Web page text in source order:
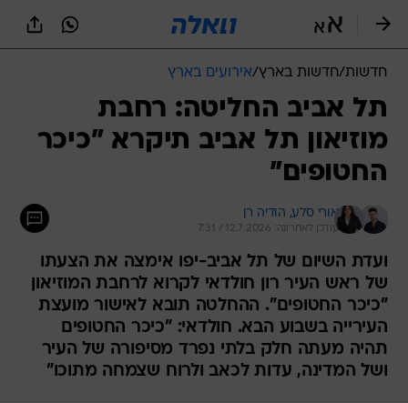
חדשות/חדשות בארץ/אירועים בארץ
תל אביב החליטה: רחבת
מוזיאון תל אביב תיקרא "כיכר
החטופים"
אורי סלע, הודיה רן
עודכן לאחרונה: 12.7.2026 / 7:31
ועדת השיום של תל אביב-יפו אימצה את הצעתו
של ראש העיר רון חולדאי לקרוא לרחבת המוזיאון
"כיכר החטופים". ההחלטה תובא לאישור מועצת
העירייה בשבוע הבא. חולדאי: "כיכר החטופים
תהיה מעתה חלק בלתי נפרד מסיפורה של העיר
ושל המדינה, עדות לכאב ולרוח שצמחה מתוכו"